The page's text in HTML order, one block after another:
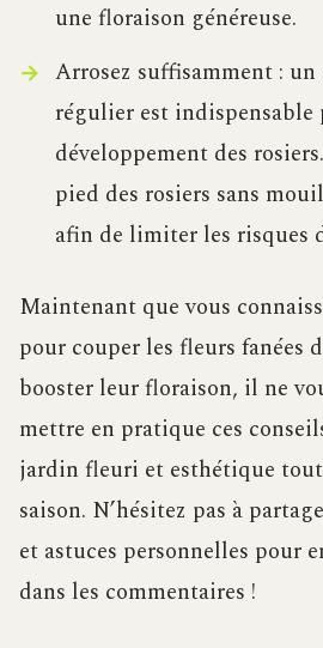
une floraison généreuse.
Arrosez suffisamment : un
régulier est indispensable
développement des
pied des rosiers sans
afin de limiter les risques
Maintenant que vous
pour couper les fleurs fanées
booster leur floraison, il ne
mettre en pratique ces
jardin fleuri et esthétique
saison. N’hésitez pas à
et astuces personnelles pour
dans les commentaires !